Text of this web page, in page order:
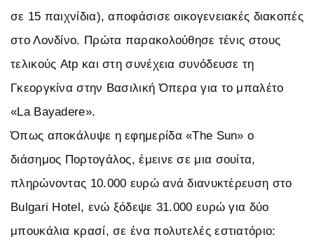
σε 15 παιχνίδια), αποφάσισε οικογενειακές διακοπές
στο Λονδίνο. Πρώτα παρακολούθησε τένις στους
τελικούς Atp και στη συνέχεια συνόδευσε τη
Γκεοργκίνα στην Βασιλική Όπερα για το μπαλέτο
«La Bayadere».
Όπως αποκάλυψε η εφημερίδα «The Sun» ο
διάσημος Πορτογάλος, έμεινε σε μια σουίτα,
πληρώνοντας 10.000 ευρώ ανά διανυκτέρευση στο
Bulgari Hotel, ενώ ξόδεψε 31.000 ευρώ για δύο
μπουκάλια κρασί, σε ένα πολυτελές εστιατόριο: